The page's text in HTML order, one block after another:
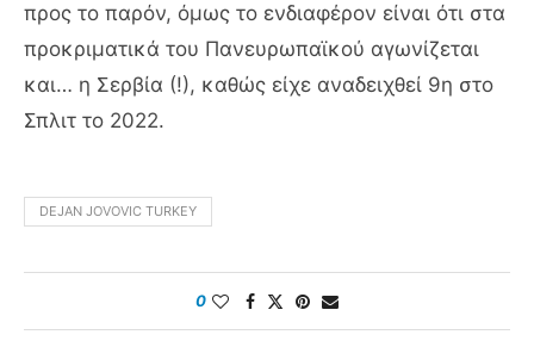
προς το παρόν, όμως το ενδιαφέρον είναι ότι στα
προκριματικά του Πανευρωπαϊκού αγωνίζεται
και… η Σερβία (!), καθώς είχε αναδειχθεί 9η στο
Σπλιτ το 2022.
DEJAN JOVOVIC TURKEY
0